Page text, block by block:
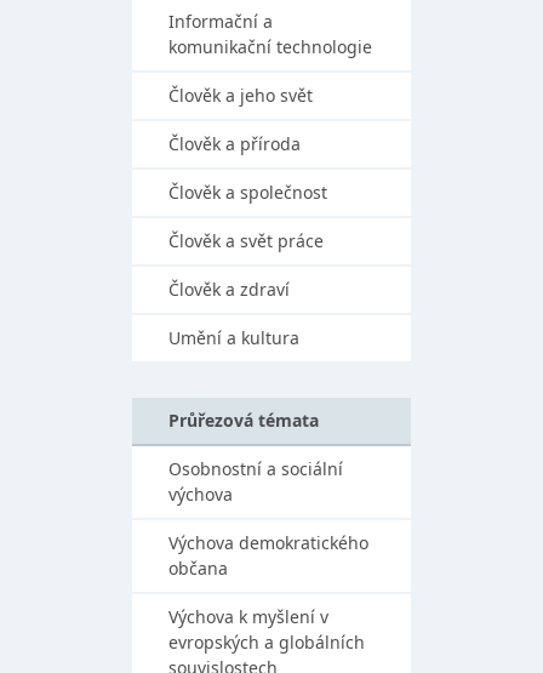
Informační a
komunikační technologie
Člověk a jeho svět
Člověk a příroda
Člověk a společnost
Člověk a svět práce
Člověk a zdraví
Umění a kultura
Průřezová témata
Osobnostní a sociální
výchova
Výchova demokratického
občana
Výchova k myšlení v
evropských a globálních
souvislostech